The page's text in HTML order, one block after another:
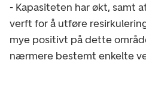
- Kapasiteten har økt, samt
verft for å utføre
mye positivt på dette
nærmere bestemt enkelte